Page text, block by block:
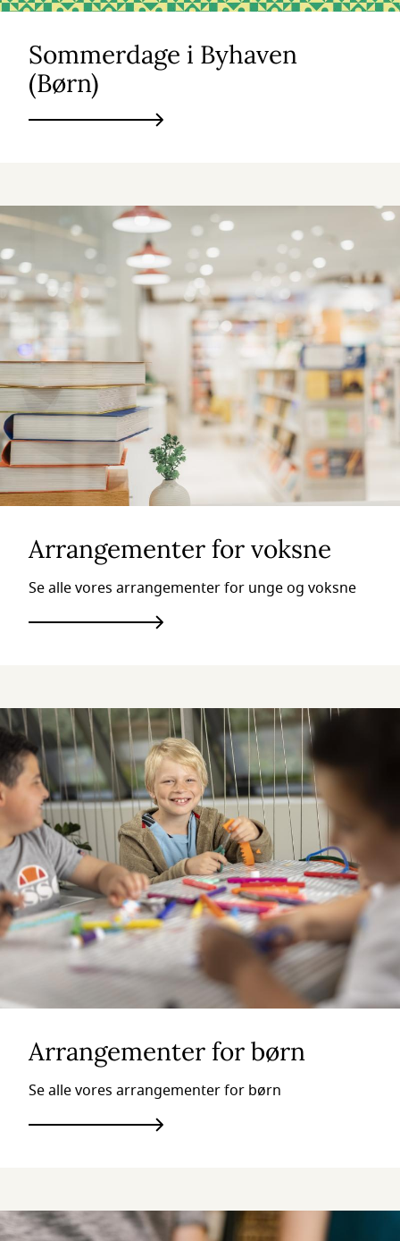
Sommerdage i Byhaven
(Børn)
Arrangementer for voksne
Se alle vores arrangementer for unge og voksne
Arrangementer for børn
Se alle vores arrangementer for børn